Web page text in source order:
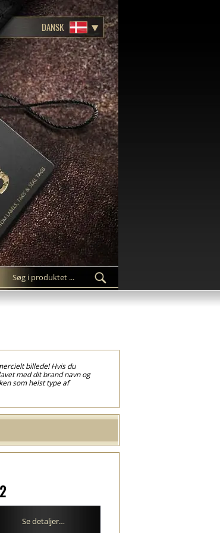
DANSK
billede! Hvis du
med dit brand navn og
som helst type af
tøj forseglingsmærker i
vilkår. 3D brugerdefineret
Disse brugerdefineret
kun åbnes ved
kan blive lavet i en
ud så vælg 3D
Se detaljer…